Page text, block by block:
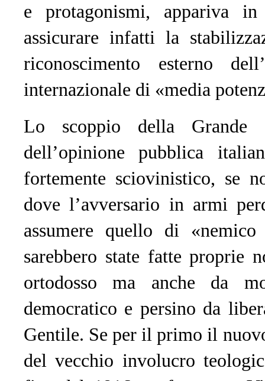
e protagonismi, appariva
assicurare infatti la
riconoscimento esterno
internazionale di «media
Lo scoppio della Grande
dell’opinione pubblica
fortemente sciovinistico, se
dove l’avversario in armi
assumere quello di
sarebbero state fatte proprie
ortodosso ma anche da
democratico e persino da
Gentile. Se per il primo il
del vecchio involucro